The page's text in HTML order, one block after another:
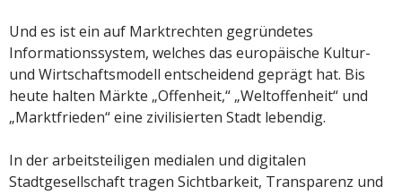
Und es ist ein auf Marktrechten gegründetes
Informationssystem, welches das europäische Kultur-
und Wirtschaftsmodell entscheidend geprägt hat. Bis
heute halten Märkte „Offenheit,“ „Weltoffenheit“ und
„Marktfrieden“ eine zivilisierten Stadt lebendig.
In der arbeitsteiligen medialen und digitalen
Stadtgesellschaft tragen Sichtbarkeit, Transparenz und